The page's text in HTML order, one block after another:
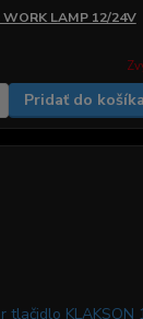
LAMP 12/24V
Pridať do košíka